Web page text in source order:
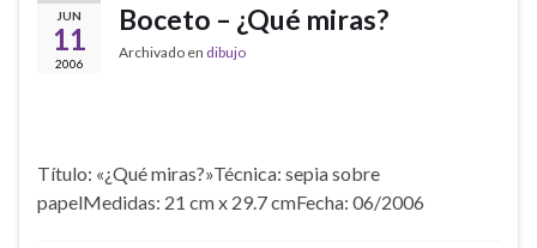
JUN
11
2006
Boceto – ¿Qué miras?
Archivado en dibujo
Título: «¿Qué miras?»Técnica: sepia sobre
papelMedidas: 21 cm x 29.7 cmFecha: 06/2006